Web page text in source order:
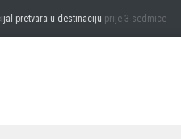
pretvara u destinacijuprije 3 sedmice